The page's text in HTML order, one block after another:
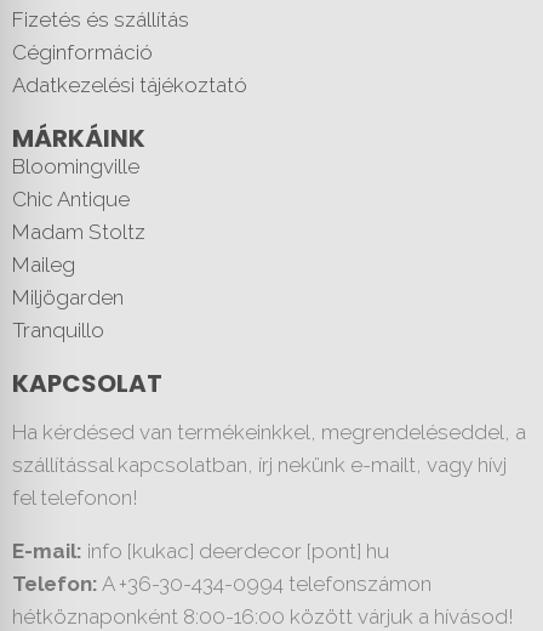
Fizetés és szállítás
Céginformáció
Adatkezelési tájékoztató
MÁRKÁINK
Bloomingville
Chic Antique
Madam Stoltz
Maileg
Miljögarden
Tranquillo
KAPCSOLAT
Ha kérdésed van termékeinkkel, megrendeléseddel, a
szállítással kapcsolatban, írj nekünk e-mailt, vagy hívj
fel telefonon!
E-mail: info [kukac] deerdecor [pont] hu
Telefon: A +36-30-434-0994 telefonszámon
hétköznaponként 8:00-16:00 között várjuk a hívásod!